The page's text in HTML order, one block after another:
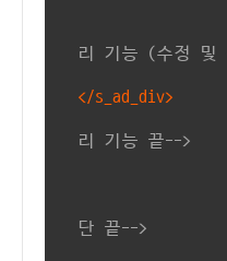
리 기능 (수정 및
</s_ad_div>
리 기능 끝-->
</
단 끝-->